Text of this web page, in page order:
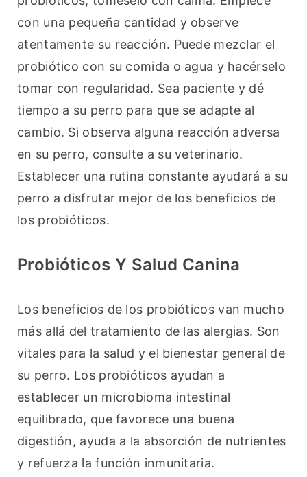
con una pequeña cantidad y observe
atentamente su reacción. Puede mezclar el
probiótico con su comida o agua y hacérselo
tomar con regularidad. Sea paciente y dé
tiempo a su perro para que se adapte al
cambio. Si observa alguna reacción adversa
en su perro, consulte a su veterinario.
Establecer una rutina constante ayudará a su
perro a disfrutar mejor de los beneficios de
los probióticos.
Probióticos Y Salud Canina
Los beneficios de los probióticos van mucho
más allá del tratamiento de las alergias. Son
vitales para la salud y el bienestar general de
su perro. Los probióticos ayudan a
establecer un microbioma intestinal
equilibrado, que favorece una buena
digestión, ayuda a la absorción de nutrientes
y refuerza la función inmunitaria.